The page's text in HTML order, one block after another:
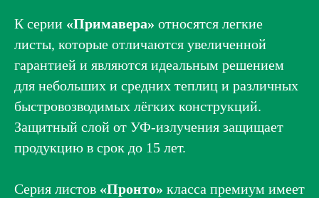
К серии «Примавера» относятся легкие
листы, которые отличаются увеличенной
гарантией и являются идеальным решением
для небольших и средних теплиц и различных
быстровозводимых лёгких конструкций.
Защитный слой от УФ-излучения защищает
продукцию в срок до 15 лет.
Серия листов «Пронто» класса премиум имеет